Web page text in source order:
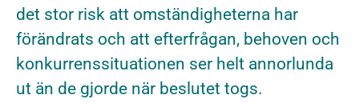
det stor risk att omständigheterna har
förändrats och att efterfrågan, behoven och
konkurrenssituationen ser helt annorlunda
ut än de gjorde när beslutet togs.